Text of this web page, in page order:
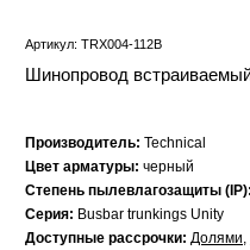
Артикул: TRX004-112B
Шинопровод
Производитель: Technical
Цвет арматуры: черный
Степень пылевлагозащиты (IP):
Серия: Busbar trunkings Unity
Доступные рассрочки: Долями,